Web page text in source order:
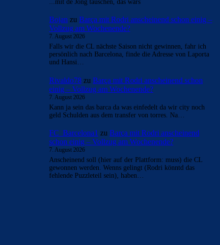
AKTUELLE USER-KOMMENTARE
Vollzug am Wochenende?
7. August 2026
Ich hoffe wir bekommen den Rodri-Deal bald
abgeschlossen. Ein „Here we go“ am heutigen Tage noch
wäre super. Ferran Torres…